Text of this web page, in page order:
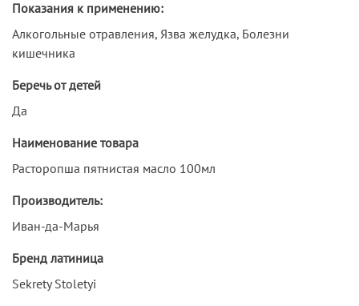
Показания к применению:
Алкогольные отравления, Язва желудка, Болезни
кишечника
Беречь от детей
Да
Наименование товара
Расторопша пятнистая масло 100мл
Производитель:
Иван-да-Марья
Бренд латиница
Sekrety Stoletyi